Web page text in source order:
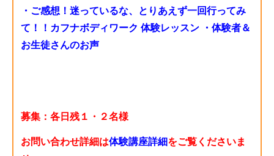
・ご感想！迷っているな、とりあえず一回行ってみ
て！！カフナボディワーク 体験レッスン
・体験者＆
お生徒さんのお声
募集：各日残１・２名様
お問い合わせ詳細は体験講座詳細をご覧くださいま